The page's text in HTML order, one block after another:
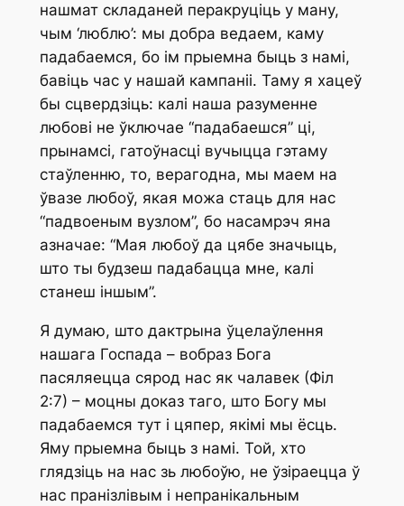
нашмат складаней перакруціць у ману,
чым ‘люблю’: мы добра ведаем, каму
падабаемся, бо ім прыемна быць з намі,
бавіць час у нашай кампаніі. Таму я хацеў
бы сцвердзіць: калі наша разуменне
любові не ўключае “падабаешся” ці,
прынамсі, гатоўнасці вучыцца гэтаму
стаўленню, то, верагодна, мы маем на
ўвазе любоў, якая можа стаць для нас
“падвоеным вузлом”, бо насамрэч яна
азначае: “Мая любоў да цябе значыць,
што ты будзеш падабацца мне, калі
станеш іншым”.
Я думаю, што дактрына ўцелаўлення
нашага Госпада – вобраз Бога
пасяляецца сярод нас як чалавек (Філ
2:7) – моцны доказ таго, што Богу мы
падабаемся тут і цяпер, якімі мы ёсць.
Яму прыемна быць з намі. Той, хто
глядзіць на нас зь любоўю, не ўзіраецца ў
нас пранізлівым і непранікальным